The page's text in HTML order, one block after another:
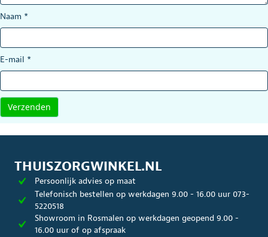
Naam *
E-mail *
THUISZORGWINKEL.NL
Persoonlijk advies op maat
Telefonisch bestellen op werkdagen 9.00 - 16.00 uur 073-
5220518
Showroom in Rosmalen op werkdagen geopend 9.00 -
16.00 uur of op afspraak